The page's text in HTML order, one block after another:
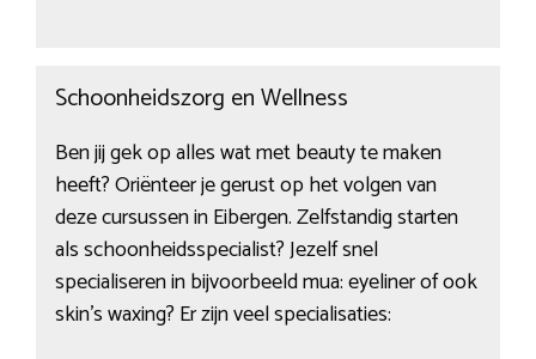
Schoonheidszorg en Wellness
Ben jij gek op alles wat met beauty te maken
heeft? Oriënteer je gerust op het volgen van
deze cursussen in Eibergen. Zelfstandig starten
als schoonheidsspecialist? Jezelf snel
specialiseren in bijvoorbeeld mua: eyeliner of ook
skin’s waxing? Er zijn veel specialisaties: